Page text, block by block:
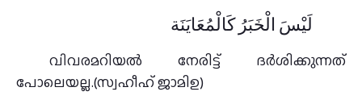
لَيْسَ الْخَبَرُ كَالْمُعَايَنَة
വിവരമറിയല്‍ നേരിട്ട് ദര്‍ശിക്കുന്നത്
പോലെയല്ല.(സ്വഹീഹ് ജാമിഉ)